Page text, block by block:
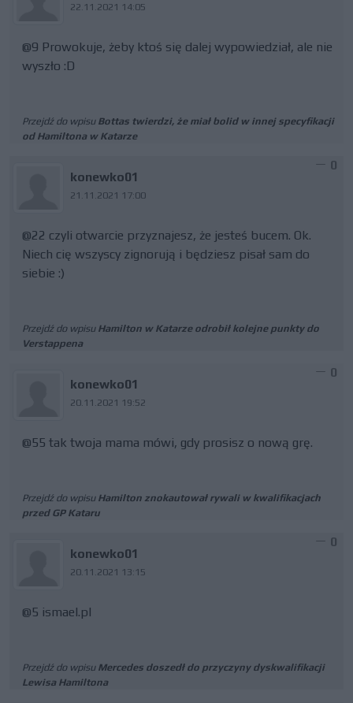
22.11.2021 14:05
@9 Prowokuje, żeby ktoś się dalej wypowiedział, ale nie
wyszło :D
Przejdź do wpisu Bottas twierdzi, że miał bolid w innej specyfikacji
od Hamiltona w Katarze
konewko01
21.11.2021 17:00
0
@22 czyli otwarcie przyznajesz, że jesteś bucem. Ok.
Niech cię wszyscy zignorują i będziesz pisał sam do
siebie :)
Przejdź do wpisu Hamilton w Katarze odrobił kolejne punkty do
Verstappena
konewko01
20.11.2021 19:52
0
@55 tak twoja mama mówi, gdy prosisz o nową grę.
Przejdź do wpisu Hamilton znokautował rywali w kwalifikacjach
przed GP Kataru
konewko01
20.11.2021 13:15
0
@5 ismael.pl
Przejdź do wpisu Mercedes doszedł do przyczyny dyskwalifikacji
Lewisa Hamiltona